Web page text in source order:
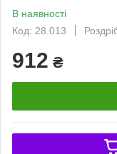
В наявності
Код: 28.013
912 ₴